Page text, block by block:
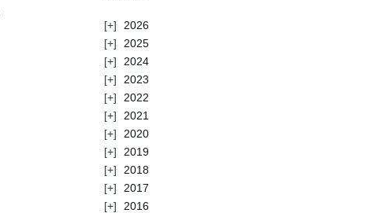
2026
2025
2024
2023
2022
2021
2020
2019
2018
2017
2016